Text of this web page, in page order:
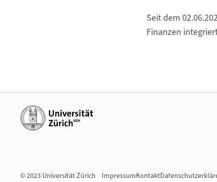
Seit dem
Finanzen
Weiterführende Links
© 2023 Universität Zürich ImpressumKontakt